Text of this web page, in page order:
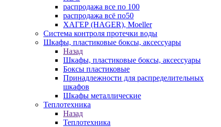
распродажа все по 100
распродажа всё по50
ХАГЕР (HAGER), Moeller
Система контроля протечки воды
Шкафы, пластиковые боксы, аксессуары
Назад
Шкафы, пластиковые боксы, аксессуары
Боксы пластиковые
Принадлежности для распределительных
шкафов
Шкафы металлические
Теплотехника
Назад
Теплотехника